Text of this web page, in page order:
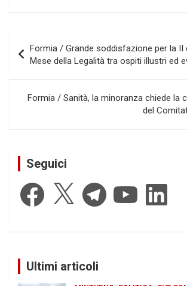
articoli
Formia / Grande soddisfazione per la II
Mese della Legalità tra ospiti illustri ed
Formia / Sanità, la minoranza chiede la
del
Seguici
Facebook Telegram YouTube LinkedIn
Ultimi articoli